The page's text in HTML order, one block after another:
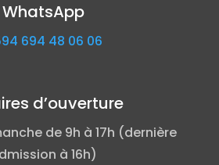
WhatsApp
694 48 06 06
d’ouverture
de 9h à 17h (dernière
à 16h)